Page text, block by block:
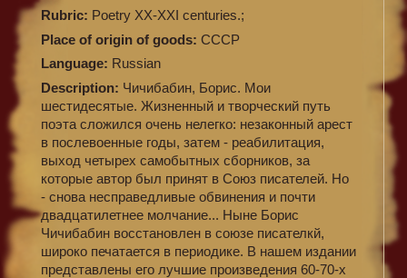
Rubric: Poetry XX-XXI centuries.;
Place of origin of goods: СССР
Language: Russian
Description: Чичибабин, Борис. Мои
шестидесятые. Жизненный и творческий путь
поэта сложился очень нелегко: незаконный арест
в послевоенные годы, затем - реабилитация,
выход четырех самобытных сборников, за
которые автор был принят в Союз писателей. Но
- снова несправедливые обвинения и почти
двадцатилетнее молчание... Ныне Борис
Чичибабин восстановлен в союзе писателкй,
широко печатается в периодике. В нашем издании
представлены его лучшие произведения 60-70-х